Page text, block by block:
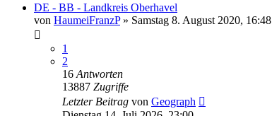
DE - BB - Landkreis Oberhavel
von HaumeiFranzP» Samstag 8. August 2020, 16:48
1
2
16 Antworten
13887 Zugriffe
Letzter Beitrag von Geograph